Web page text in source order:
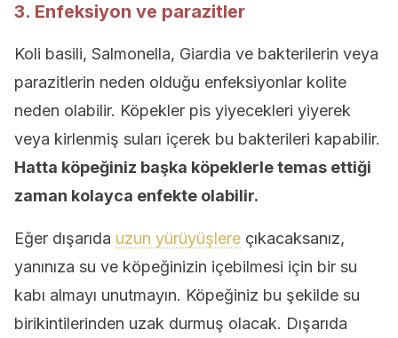
3. Enfeksiyon ve parazitler
Koli basili, Salmonella, Giardia ve bakterilerin veya
parazitlerin neden olduğu enfeksiyonlar kolite
neden olabilir. Köpekler pis yiyecekleri yiyerek
veya kirlenmiş suları içerek bu bakterileri kapabilir.
Hatta köpeğiniz başka köpeklerle temas ettiği
zaman kolayca enfekte olabilir.
Eğer dışarıda uzun yürüyüşlere çıkacaksanız,
yanınıza su ve köpeğinizin içebilmesi için bir su
kabı almayı unutmayın. Köpeğiniz bu şekilde su
birikintilerinden uzak durmuş olacak. Dışarıda